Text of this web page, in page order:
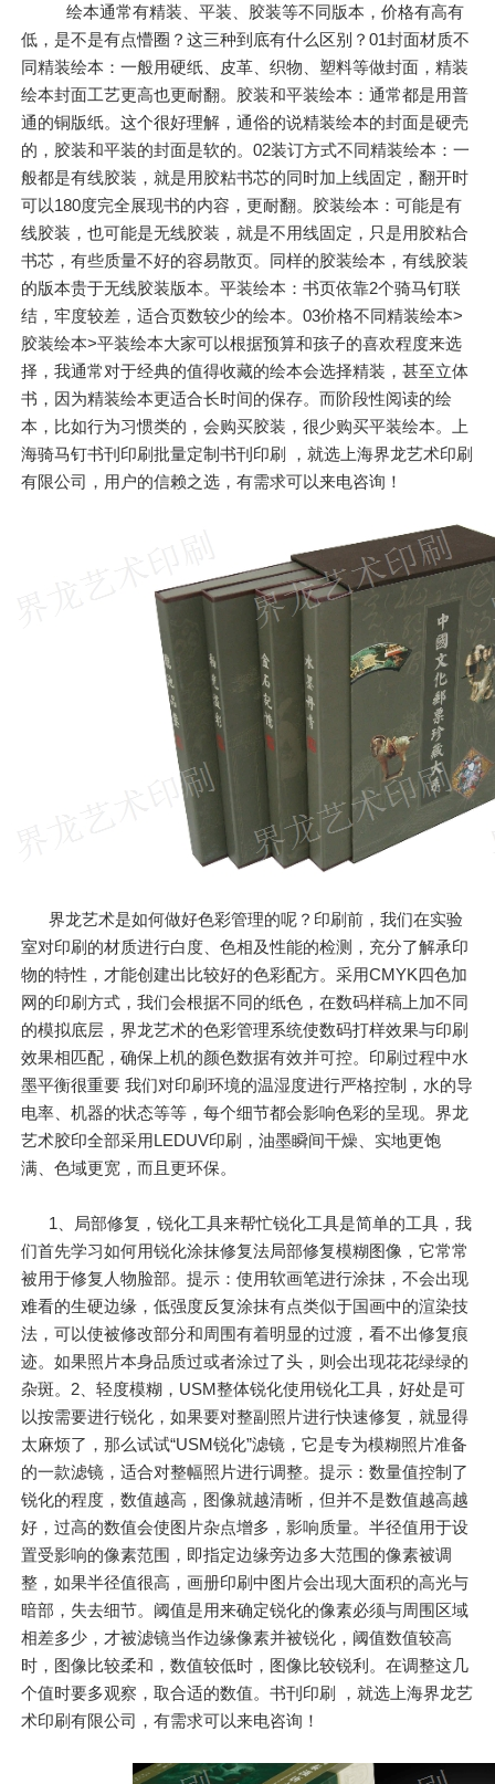
绘本通常有精装、平装、胶装等不同版本，价格有高有
低，是不是有点懵圈？这三种到底有什么区别？01封面材质不
同精装绘本：一般用硬纸、皮革、织物、塑料等做封面，精装
绘本封面工艺更高也更耐翻。胶装和平装绘本：通常都是用普
通的铜版纸。这个很好理解，通俗的说精装绘本的封面是硬壳
的，胶装和平装的封面是软的。02装订方式不同精装绘本：一
般都是有线胶装，就是用胶粘书芯的同时加上线固定，翻开时
可以180度完全展现书的内容，更耐翻。胶装绘本：可能是有
线胶装，也可能是无线胶装，就是不用线固定，只是用胶粘合
书芯，有些质量不好的容易散页。同样的胶装绘本，有线胶装
的版本贵于无线胶装版本。平装绘本：书页依靠2个骑马钉联
结，牢度较差，适合页数较少的绘本。03价格不同精装绘本>
胶装绘本>平装绘本大家可以根据预算和孩子的喜欢程度来选
择，我通常对于经典的值得收藏的绘本会选择精装，甚至立体
书，因为精装绘本更适合长时间的保存。而阶段性阅读的绘
本，比如行为习惯类的，会购买胶装，很少购买平装绘本。上
海骑马钉书刊印刷批量定制书刊印刷 ，就选上海界龙艺术印刷
有限公司，用户的信赖之选，有需求可以来电咨询！
界龙艺术是如何做好色彩管理的呢？印刷前，我们在实验
室对印刷的材质进行白度、色相及性能的检测，充分了解承印
物的特性，才能创建出比较好的色彩配方。采用CMYK四色加
网的印刷方式，我们会根据不同的纸色，在数码样稿上加不同
的模拟底层，界龙艺术的色彩管理系统使数码打样效果与印刷
效果相匹配，确保上机的颜色数据有效并可控。印刷过程中水
墨平衡很重要 我们对印刷环境的温湿度进行严格控制，水的导
电率、机器的状态等等，每个细节都会影响色彩的呈现。界龙
艺术胶印全部采用LEDUV印刷，油墨瞬间干燥、实地更饱
满、色域更宽，而且更环保。
1、局部修复，锐化工具来帮忙锐化工具是简单的工具，我
们首先学习如何用锐化涂抹修复法局部修复模糊图像，它常常
被用于修复人物脸部。提示：使用软画笔进行涂抹，不会出现
难看的生硬边缘，低强度反复涂抹有点类似于国画中的渲染技
法，可以使被修改部分和周围有着明显的过渡，看不出修复痕
迹。如果照片本身品质过或者涂过了头，则会出现花花绿绿的
杂斑。2、轻度模糊，USM整体锐化使用锐化工具，好处是可
以按需要进行锐化，如果要对整副照片进行快速修复，就显得
太麻烦了，那么试试“USM锐化”滤镜，它是专为模糊照片准备
的一款滤镜，适合对整幅照片进行调整。提示：数量值控制了
锐化的程度，数值越高，图像就越清晰，但并不是数值越高越
好，过高的数值会使图片杂点增多，影响质量。半径值用于设
置受影响的像素范围，即指定边缘旁边多大范围的像素被调
整，如果半径值很高，画册印刷中图片会出现大面积的高光与
暗部，失去细节。阈值是用来确定锐化的像素必须与周围区域
相差多少，才被滤镜当作边缘像素并被锐化，阈值数值较高
时，图像比较柔和，数值较低时，图像比较锐利。在调整这几
个值时要多观察，取合适的数值。书刊印刷 ，就选上海界龙艺
术印刷有限公司，有需求可以来电咨询！